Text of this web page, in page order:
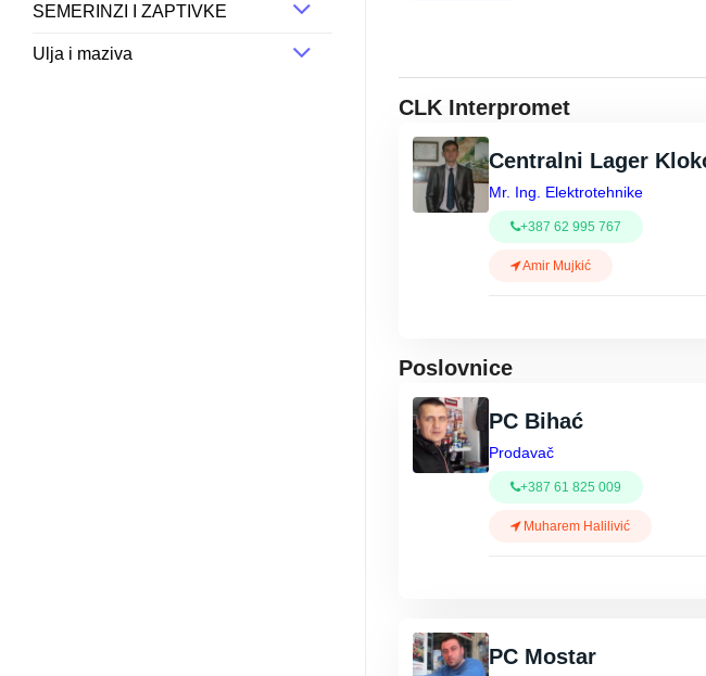
SEMERINZI I ZAPTIVKE
Ulja i maziva
CLK Interpromet
Centralni Lager
Mr. Ing. Elektrotehnike
+387 62 995 767
Amir Mujkić
Poslovnice
PC Bihać
Prodavač
+387 61 825 009
Muharem Halilivić
PC Mostar